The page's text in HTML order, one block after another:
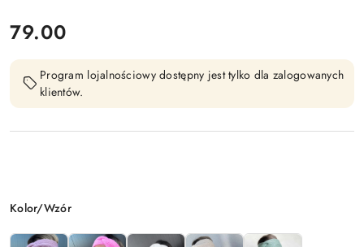
cena:
79.00
Program lojalnościowy dostępny jest tylko dla zalogowanych
klientów.
Wariant
Kolor/Wzór